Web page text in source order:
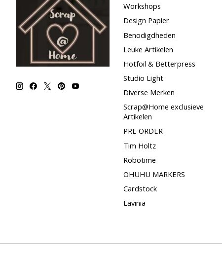
Workshops
Design Papier
Benodigdheden
Leuke Artikelen
Hotfoil & Betterpress
Studio Light
Diverse Merken
Scrap@Home exclusieve
Artikelen
PRE ORDER
Tim Holtz
Robotime
OHUHU MARKERS
Cardstock
Lavinia